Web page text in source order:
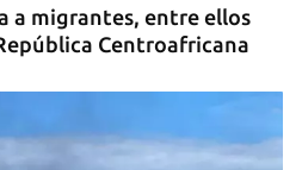
a migrantes, entre ellos
Centroafricana